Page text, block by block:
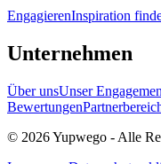
EngagierenInspiration
Unternehmen
Über unsUnser
Bewertungen
© 2026 Yupwego - Alle